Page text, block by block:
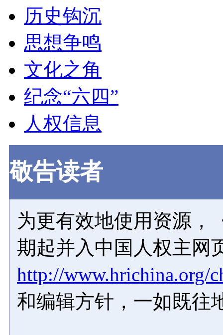
历史钩沉
思想争鸣
文化之角
纪念“六四”
人权信息
敬告读者
为更有效地使用资源，
期起并入中国人权主网
http://www.hrichina.org/
和编辑方针，一如既往